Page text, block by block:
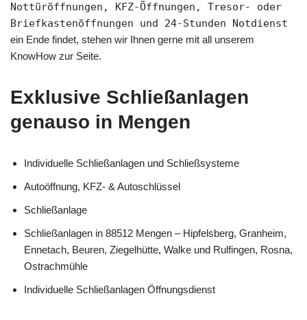
Nottüröffnungen, KFZ-Öffnungen, Tresor- oder
Briefkastenöffnungen und 24-Stunden Notdienst
ein Ende findet, stehen wir Ihnen gerne mit all unserem
KnowHow zur Seite.
Exklusive Schließanlagen
genauso in Mengen
Individuelle Schließanlagen und Schließsysteme
Autoöffnung, KFZ- & Autoschlüssel
Schließanlage
Schließanlagen in 88512 Mengen – Hipfelsberg, Granheim,
Ennetach, Beuren, Ziegelhütte, Walke und Rulfingen, Rosna,
Ostrachmühle
Individuelle Schließanlagen Öffnungsdienst